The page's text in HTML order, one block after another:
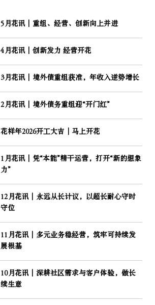
5月花讯｜重组、经营、创新向上并进
4月花讯｜创新发力 经营开花
3月花讯｜境外债重组获准，年收入逆势增长
2月花讯｜境外债务重组迎“开门红”
花样年2026开工大吉│马上开花
1月花讯｜凭“本能”精干运营，打开“新的想象
力”
12月花讯｜永远从长计议，以超长耐心守时
守位
11月花讯｜多元业务稳经营，筑牢可持续发
展根基
10月花讯｜深耕社区需求与客户体验，做长
续生意